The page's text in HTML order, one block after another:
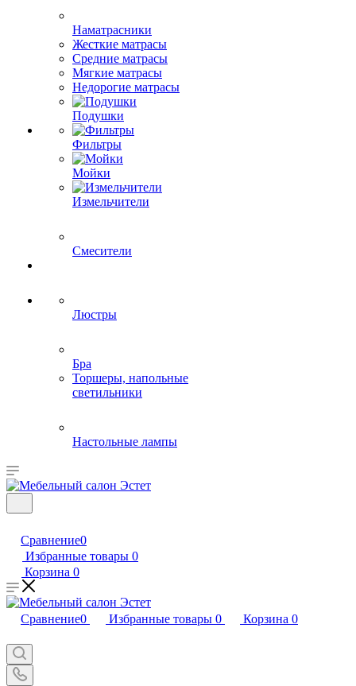
Наматрасники
Жесткие матрасы
Средние матрасы
Мягкие матрасы
Недорогие матрасы
Подушки
Фильтры
Мойки
Измельчители
Смесители
Люстры
Бра
Торшеры, напольные
светильники
Настольные лампы
Сравнение0
Избранные товары 0
Корзина 0
Сравнение0 Избранные товары 0 Корзина 0